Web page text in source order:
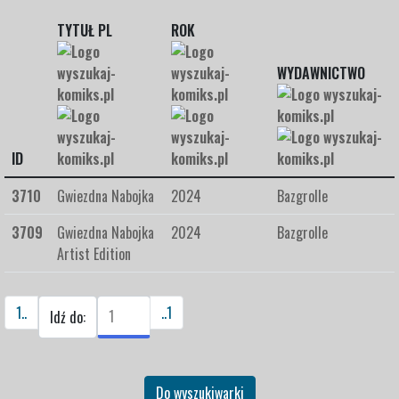
ID
TYTUŁ PL
ROK
WYDAWNICTWO
3710 Gwiezdna Nabojka 2024
Bazgrolle
3709
Gwiezdna Nabojka
Artist Edition
2024 Bazgrolle
1.. Idź do: ..1
Do wyszukiwarki